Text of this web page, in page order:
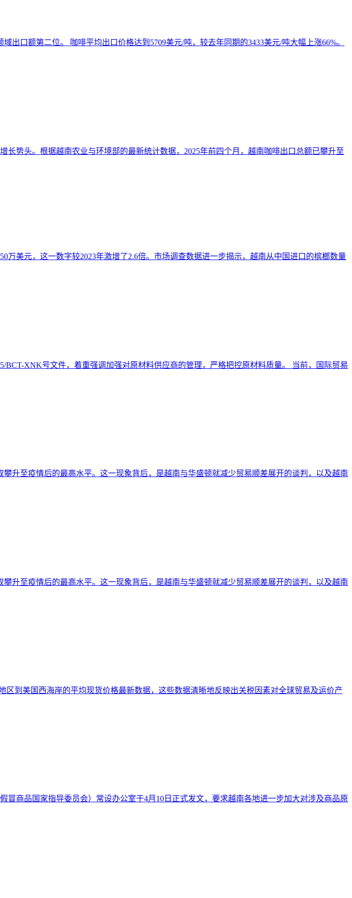
出口额第二位。 咖啡平均出口价格达到5709美元/吨，较去年同期的3433美元/吨大幅上涨66%。
势头。根据越南农业与环境部的最新统计数据，2025年前四个月，越南咖啡出口总额已攀升至
美元，这一数字较2023年激增了2.6倍。市场调查数据进一步揭示，越南从中国进口的槟榔数量
XNK号文件，着重强调加强对原材料供应商的管理，严格把控原材料质量。 当前，国际贸易
升至疫情后的最高水平。这一现象背后，是越南与华盛顿就减少贸易顺差展开的谈判，以及越南
升至疫情后的最高水平。这一现象背后，是越南与华盛顿就减少贸易顺差展开的谈判，以及越南
到美国西海岸的平均现货价格最新数据，这些数据清晰地反映出关税因素对全球贸易及运价产
商品国家指导委员会）常设办公室于4月10日正式发文，要求越南各地进一步加大对涉及商品原